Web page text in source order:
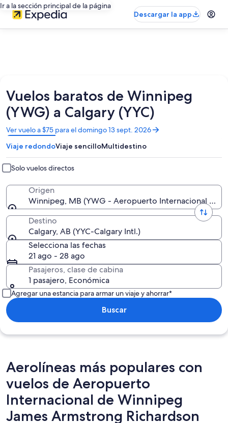
Ir a la sección principal de la página
Descargar la app
Vuelos baratos de Winnipeg
(YWG) a Calgary (YYC)
Ver vuelo a $75 para el domingo 13 sept. 2026
Se
abrirá
en
una
nueva
ventana
Viaje redondoViaje sencilloMultidestino
Solo vuelos directos
Origen
Winnipeg, MB (YWG - Aeropuerto Internacional de
Destino
Calgary, AB (YYC-Calgary Intl.)
Selecciona las fechas
21 ago - 28 ago
Pasajeros, clase de cabina
1 pasajero, Económica
Agregar una estancia para armar un viaje y ahorrar*
Buscar
Aerolíneas más populares con
vuelos de Aeropuerto
Internacional de Winnipeg
James Armstrong Richardson